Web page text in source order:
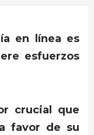
en línea es
esfuerzos
crucial que
favor de su